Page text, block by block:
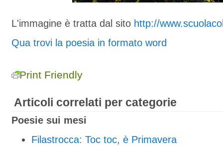
L'immagine è tratta dal sito http://
Qua trovi la poesia in formato word
Print Friendly
Articoli correlati per categorie
Poesie sui mesi
Filastrocca: Toc toc, è Primavera